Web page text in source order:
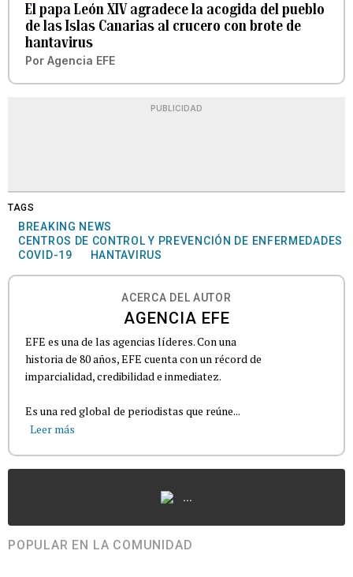
El papa León XIV agradece la acogida del pueblo
de las Islas Canarias al crucero con brote de
hantavirus
Por Agencia EFE
PUBLICIDAD
TAGS
BREAKING NEWS
CENTROS DE CONTROL Y PREVENCIÓN DE ENFERMEDADES
COVID-19
HANTAVIRUS
ACERCA DEL AUTOR
AGENCIA EFE
EFE es una de las agencias líderes. Con una
historia de 80 años, EFE cuenta con un récord de
imparcialidad, credibilidad e inmediatez.
Es una red global de periodistas que reúne...
Leer más
...
POPULAR EN LA COMUNIDAD